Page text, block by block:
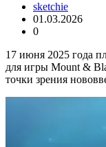
sketchie
01.03.2026
0
17 июня 2025 года
для игры Mount &
точки зрения